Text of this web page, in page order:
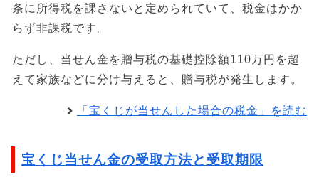
条に所得税を課さないと定められていて、税金はかか
らず非課税です。
ただし、当せん金を贈与税の基礎控除額110万円を超
えて家族などに分け与えると、贈与税が発生します。
「宝くじが当せんした場合の税金」を読む
宝くじ当せん金の受取方法と受取期限